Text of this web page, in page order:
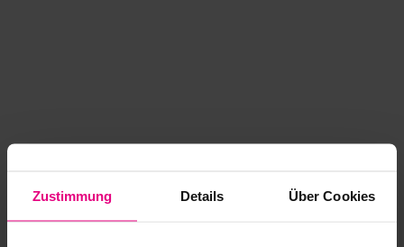
Zustimmung Details Über Cookies